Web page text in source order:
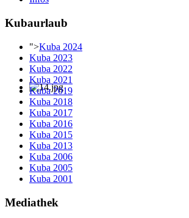
Kubaurlaub
">Kuba 2024
Kuba 2023
Kuba 2022
Kuba 2021
Kuba 2019
Kuba 2018
Kuba 2017
Kuba 2016
Kuba 2015
Kuba 2013
Kuba 2006
Kuba 2005
Kuba 2001
Mediathek